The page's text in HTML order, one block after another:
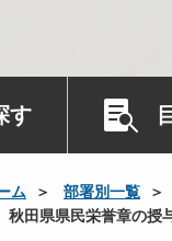
す
ム 部署別一覧
秋田県県民栄誉章の授